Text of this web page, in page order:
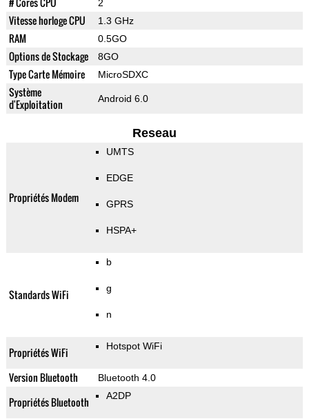
2
Vitesse horloge CPU 1.3 GHz
RAM 0.5GO
Options de Stockage 8GO
Type Carte Mémoire MicroSDXC
Système
d'Exploitation
Android 6.0
Reseau
Propriétés Modem
UMTS
EDGE
GPRS
HSPA+
Standards WiFi
b
g
n
Propriétés WiFi Hotspot WiFi
Version Bluetooth Bluetooth 4.0
Propriétés Bluetooth A2DP